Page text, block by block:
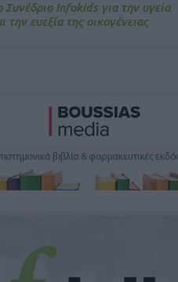
Συνέδριο Infokids για την υγεία
την ευεξία της οικογένειας